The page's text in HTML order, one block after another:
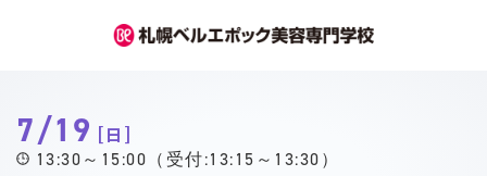
7/19 日
13:30～15:00（受付:13:15～13:30）